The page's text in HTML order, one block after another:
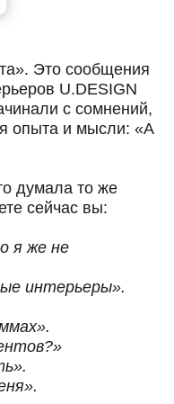
Это сообщения
U.DESIGN
с сомнений,
опыта и мысли: «А
думала то же
сейчас вы:
я же не
интерьеры».